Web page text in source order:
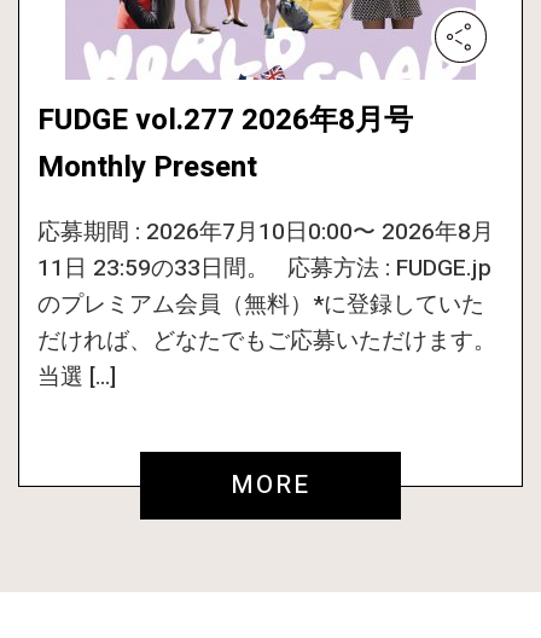
FUDGE vol.277 2026年8月号
Monthly Present
応募期間 : 2026年7月10日0:00〜 2026年8月
11日 23:59の33日間。 応募方法 : FUDGE.jp
のプレミアム会員（無料）*に登録していた
だければ、どなたでもご応募いただけます。
当選 […]
MORE